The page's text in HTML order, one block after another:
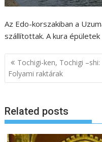
Az Edo-korszakiban a
szállítottak. A kura
B
e
g
y
Tochigi-ken, Tochigi –shi:
Folyami raktárak
Related posts